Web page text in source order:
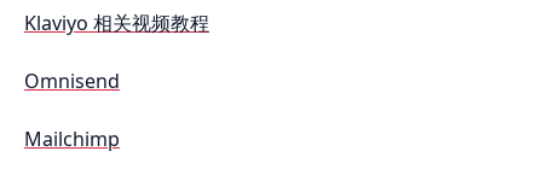
Klaviyo 相关视频教程
Omnisend
Mailchimp